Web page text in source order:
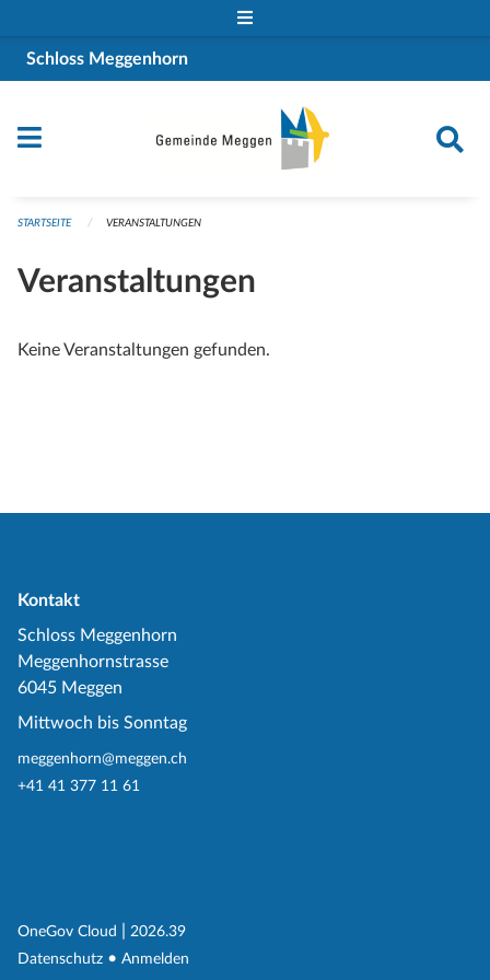
Schloss Meggenhorn
STARTSEITE VERANSTALTUNGEN
Veranstaltungen
Keine Veranstaltungen gefunden.
Kontakt
Schloss Meggenhorn
Meggenhornstrasse
6045 Meggen
Mittwoch bis Sonntag
meggenhorn@meggen.ch
+41 41 377 11 61
OneGov Cloud (External Link)
2026.39
Datenschutz (External Link)
Anmelden